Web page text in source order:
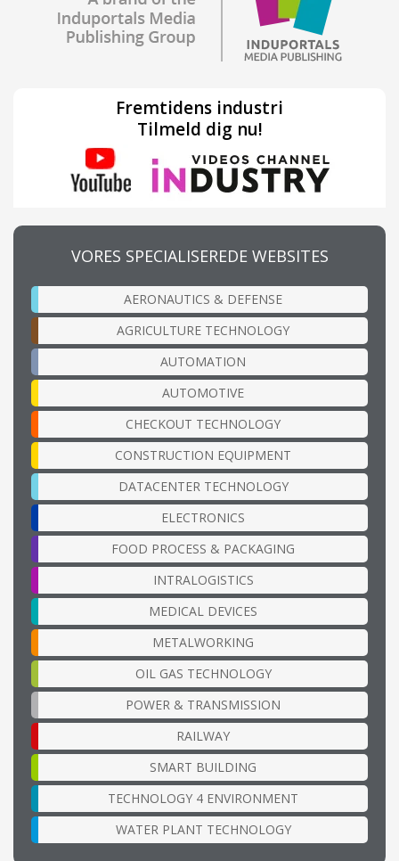
Fremtidens industri
Tilmeld dig nu!
VORES SPECIALISEREDE WEBSITES
AERONAUTICS & DEFENSE
AGRICULTURE TECHNOLOGY
AUTOMATION
AUTOMOTIVE
CHECKOUT TECHNOLOGY
CONSTRUCTION EQUIPMENT
DATACENTER TECHNOLOGY
ELECTRONICS
FOOD PROCESS & PACKAGING
INTRALOGISTICS
MEDICAL DEVICES
METALWORKING
OIL GAS TECHNOLOGY
POWER & TRANSMISSION
RAILWAY
SMART BUILDING
TECHNOLOGY 4 ENVIRONMENT
WATER PLANT TECHNOLOGY